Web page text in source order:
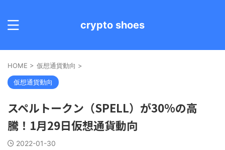
crypto shoes
HOME > 仮想通貨動向 >
仮想通貨動向
スペルトークン（SPELL）が30%の高
騰！1月29日仮想通貨動向
2022-01-30